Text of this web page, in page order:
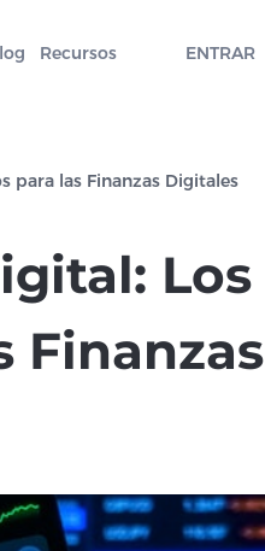
Recursos ENTRAR
para las Finanzas Digitales
Los
Finanzas